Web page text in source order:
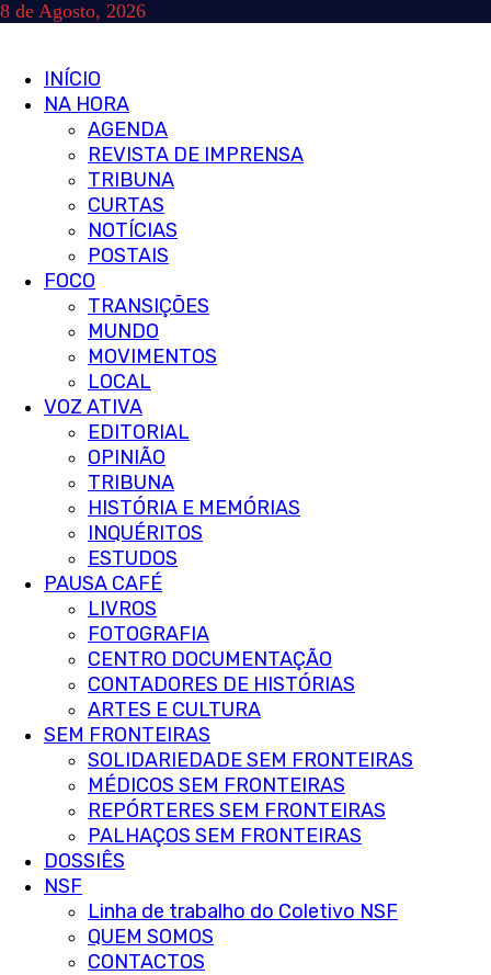
Skip
8 de Agosto, 2026
Primary
Menu
INÍCIO
NA HORA
AGENDA
REVISTA DE IMPRENSA
TRIBUNA
CURTAS
NOTÍCIAS
POSTAIS
FOCO
TRANSIÇÕES
MUNDO
MOVIMENTOS
LOCAL
VOZ ATIVA
EDITORIAL
OPINIÃO
TRIBUNA
HISTÓRIA E MEMÓRIAS
INQUÉRITOS
ESTUDOS
PAUSA CAFÉ
LIVROS
FOTOGRAFIA
CENTRO DOCUMENTAÇÃO
CONTADORES DE HISTÓRIAS
ARTES E CULTURA
SEM FRONTEIRAS
SOLIDARIEDADE SEM FRONTEIRAS
MÉDICOS SEM FRONTEIRAS
REPÓRTERES SEM FRONTEIRAS
PALHAÇOS SEM FRONTEIRAS
DOSSIÊS
NSF
Linha de trabalho do Coletivo NSF
QUEM SOMOS
CONTACTOS